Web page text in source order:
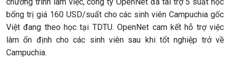
bổng trị giá 160 USD/suất cho các sinh viên Campuchia gốc
Việt đang theo học tại TDTU. OpenNet cam kết hỗ trợ việc
làm ổn định cho các sinh viên sau khi tốt nghiệp trở về
Campuchia.